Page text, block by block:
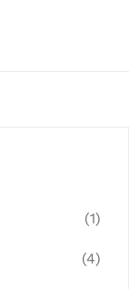
(1)
(4)